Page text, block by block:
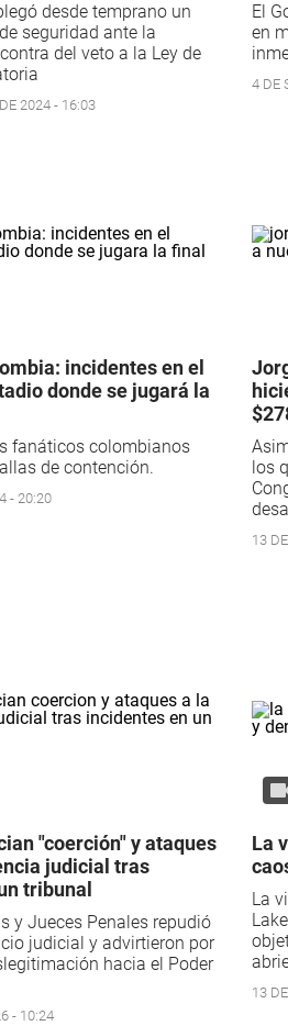
desde temprano un
seguridad ante la
del veto a la Ley de
2024 - 16:03
El
en
4 DE
incidentes en el
donde se jugará la
fanáticos colombianos
de contención.
- 20:20
los
13
"coerción" y ataques
judicial tras
tribunal
y Jueces Penales repudió
judicial y advirtieron por
hacia el Poder
- 10:24
La
La
13